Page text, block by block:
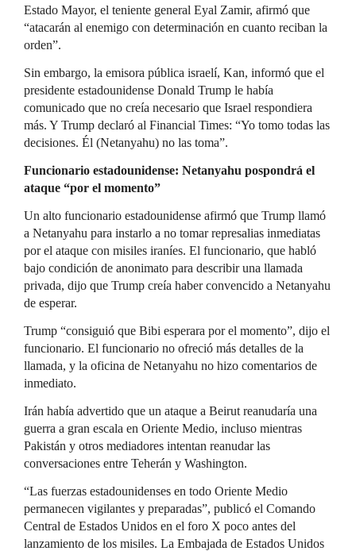
Estado Mayor, el teniente general Eyal Zamir, afirmó que
“atacarán al enemigo con determinación en cuanto reciban la
orden”.
Sin embargo, la emisora ​​pública israelí, Kan, informó que el
presidente estadounidense Donald Trump le había
comunicado que no creía necesario que Israel respondiera
más. Y Trump declaró al Financial Times: “Yo tomo todas las
decisiones. Él (Netanyahu) no las toma”.
Funcionario estadounidense: Netanyahu pospondrá el
ataque “por el momento”
Un alto funcionario estadounidense afirmó que Trump llamó
a Netanyahu para instarlo a no tomar represalias inmediatas
por el ataque con misiles iraníes. El funcionario, que habló
bajo condición de anonimato para describir una llamada
privada, dijo que Trump creía haber convencido a Netanyahu
de esperar.
Trump “consiguió que Bibi esperara por el momento”, dijo el
funcionario. El funcionario no ofreció más detalles de la
llamada, y la oficina de Netanyahu no hizo comentarios de
inmediato.
Irán había advertido que un ataque a Beirut reanudaría una
guerra a gran escala en Oriente Medio, incluso mientras
Pakistán y otros mediadores intentan reanudar las
conversaciones entre Teherán y Washington.
“Las fuerzas estadounidenses en todo Oriente Medio
permanecen vigilantes y preparadas”, publicó el Comando
Central de Estados Unidos en el foro X poco antes del
lanzamiento de los misiles. La Embajada de Estados Unidos